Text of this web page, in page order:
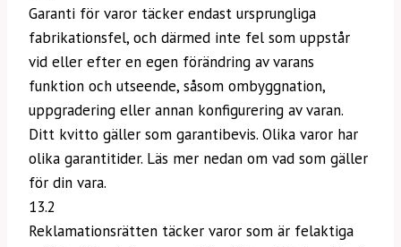
Garanti för varor täcker endast ursprungliga
fabrikationsfel, och därmed inte fel som uppstår
vid eller efter en egen förändring av varans
funktion och utseende, såsom ombyggnation,
uppgradering eller annan konfigurering av varan.
Ditt kvitto gäller som garantibevis. Olika varor har
olika garantitider. Läs mer nedan om vad som gäller
för din vara.
13.2
Reklamationsrätten täcker varor som är felaktiga